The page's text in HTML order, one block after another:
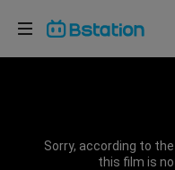
Sorry, according to
this film is
Pilih bahasa